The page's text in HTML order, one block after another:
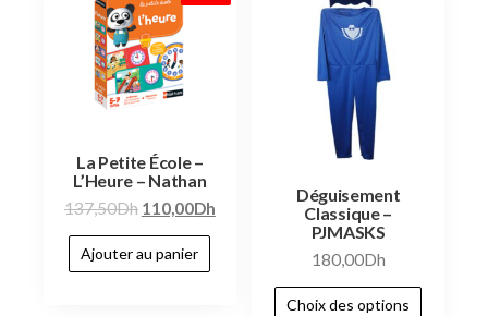
La Petite École –
L’Heure – Nathan
137,50Dh 110,00Dh
Ajouter au panier
Déguisement
Classique –
PJMASKS
180,00Dh
Choix des options